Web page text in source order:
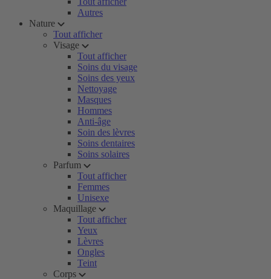
Autres
Nature
Tout afficher
Visage
Tout afficher
Soins du visage
Soins des yeux
Nettoyage
Masques
Hommes
Anti-âge
Soin des lèvres
Soins dentaires
Soins solaires
Parfum
Tout afficher
Femmes
Unisexe
Maquillage
Tout afficher
Yeux
Lèvres
Ongles
Teint
Corps